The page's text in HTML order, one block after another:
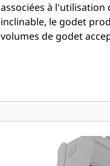
associées à
inclinable, le godet
volumes de godet